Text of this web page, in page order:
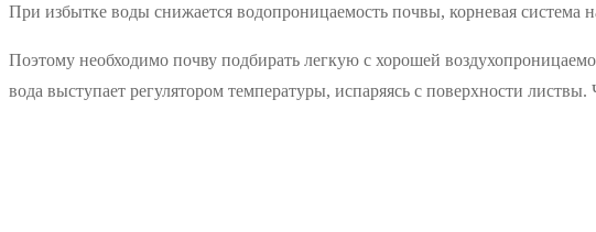
При избытке воды снижается водопроницаемость почвы, корневая система
Поэтому необходимо почву подбирать легкую с хорошей
вода выступает регулятором температуры, испаряясь с поверхности